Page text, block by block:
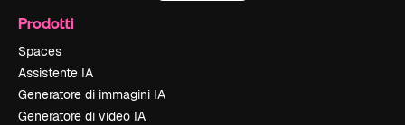
Prodotti
Spaces
Assistente IA
Generatore di immagini IA
Generatore di video IA